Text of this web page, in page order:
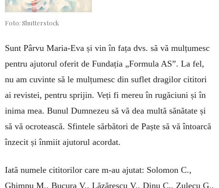
Foto: Shutterstock
Sunt Pârvu Maria-Eva și vin în fața dvs. să vă mulțumesc
pentru ajutorul oferit de Fundația „Formula AS”. La fel,
nu am cuvinte să le mul­țumesc din suflet dragilor cititori
ai revistei, pentru sprijin. Veți fi mereu în rugăciuni și în
ini­ma mea. Bunul Dumnezeu să vă dea multă sănă­tate și
să vă ocrotească. Sfintele sărbători de Paște să vă întoarcă
înzecit și înmiit ajutorul acor­dat.
Iată numele cititorilor care m-au ajutat: Solo­mon C.,
Ghimpu M., Bucura V., Lăzărescu V., Dinu C., Zulecu G.,